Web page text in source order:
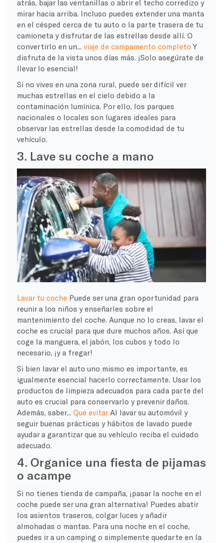
atrás, bajar las ventanillas o abrir el techo corredizo y
mirar hacia arriba. Incluso puedes extender una manta
en el césped cerca de tu auto o la parte trasera de tu
camioneta y disfrutar de las estrellas desde allí. O
convertirlo en un... viaje de campamento completo Y
disfruta de la vista unos días más. ¡Solo asegúrate de
llevar lo esencial!
Si no vives en una zona rural, puede ser difícil ver
muchas estrellas en el cielo debido a la
contaminación lumínica. Por ello, los parques
nacionales o locales son lugares ideales para
observar las estrellas desde la comodidad de tu
vehículo.
3. Lave su coche a mano
Lavar tu coche Puede ser una gran oportunidad para
reunir a los niños y enseñarles sobre el
mantenimiento del coche. Aunque no lo creas, lavar el
coche es crucial para que dure muchos años. Así que
coge la manguera, el jabón, los cubos y todo lo
necesario, ¡y a fregar!
Si bien lavar el auto uno mismo es importante, es
igualmente esencial hacerlo correctamente. Usar los
productos de limpieza adecuados para cada parte del
auto es crucial para conservarlo y prevenir daños.
Además, saber... Qué evitarAl lavar su automóvil y
seguir buenas prácticas y hábitos de lavado puede
ayudar a garantizar que su vehículo reciba el cuidado
adecuado.
4. Organice una fiesta de pijamas
o acampe
Si no tienes tienda de campaña, ¡pasar la noche en el
coche puede ser una gran alternativa! Puedes abatir
los asientos traseros, colgar luces y añadir
almohadas o mantas. Para una noche en el coche,
puedes ir a un camping o simplemente quedarte en la